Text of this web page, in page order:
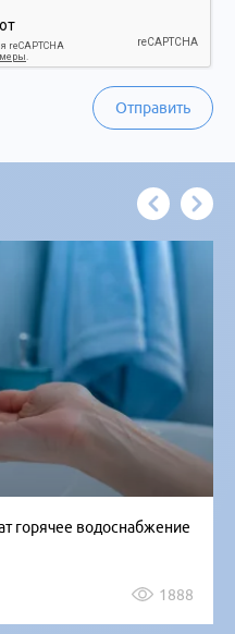
Отправить
горячее водоснабжение
1888